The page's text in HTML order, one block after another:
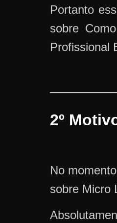
Portanto
sobre
Profissional
2º
No
sobre Micro